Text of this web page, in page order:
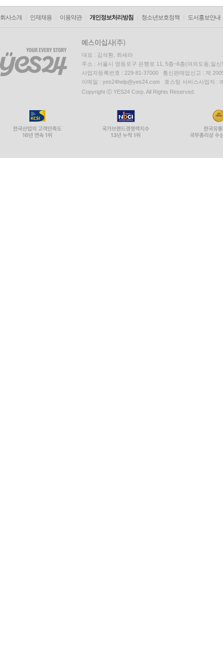
회사소개 인재채용 이용약관 개인정보처리방침 청소년보호정책 도서홍보안내
대표 : 김석환, 최세라
주소 : 서울시 영등포구 은행로 11, 5층~6층(여의도동,일신
사업자등록번호 : 229-81-37000 통신판매업신고 : 제
이메일 : yes24help@yes24.com 호스팅 서비스사업자 :
Copyright ⓒ YES24 Corp. All Rights Reserved.